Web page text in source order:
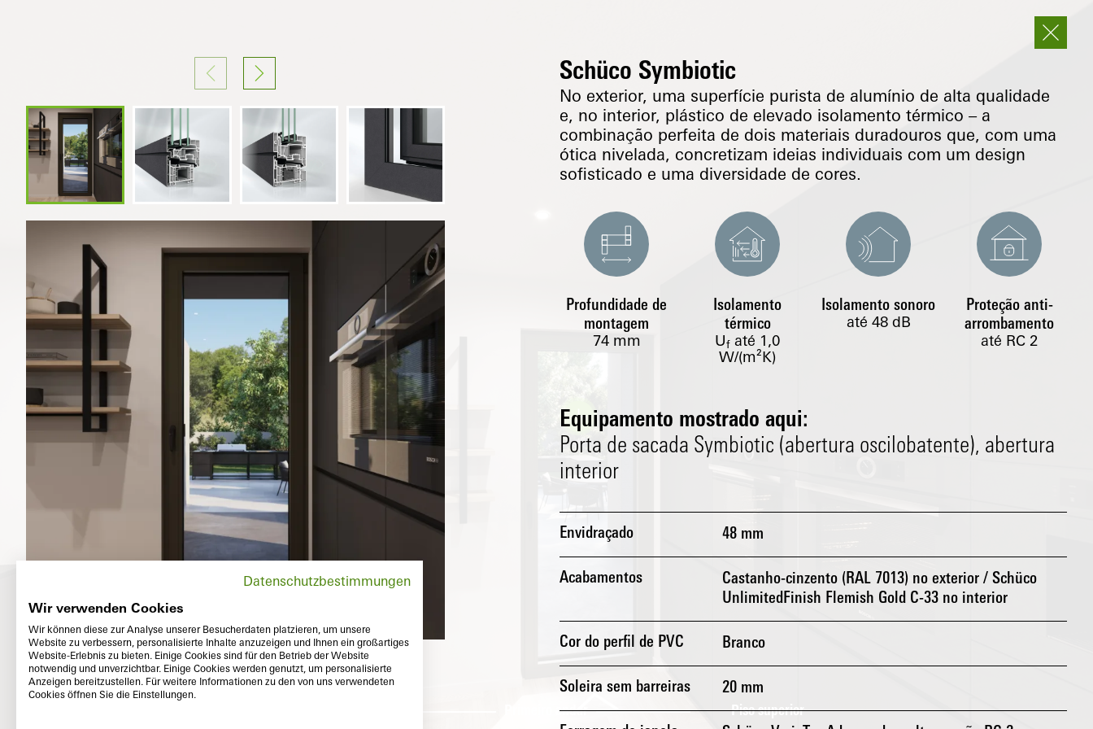
Primeiro andar Piso superior
Schüco Symbiotic
No exterior, uma superfície purista de alumínio de alta qualidade
e, no interior, plástico de elevado isolamento térmico – a
combinação perfeita de dois materiais duradouros que, com uma
ótica nivelada, concretizam ideias individuais com um design
sofisticado e uma diversidade de cores.
Profundidade de
montagem
74mm
Isolamento
térmico
Uf até 1,0
W/(m²K)
Isolamento sonoro
até 48 dB
Proteção anti-
arrombamento
até RC 2
Equipamento mostrado aqui:
Porta de sacada Symbiotic (abertura oscilobatente), abertura
interior
Envidraçado 48 mm
Acabamentos
Castanho-cinzento (RAL 7013) no exterior / Schüco
UnlimitedFinish Flemish Gold C-33 no interior
Cor do perfil de PVC Branco
Soleira sem barreiras 20 mm
Datenschutzbestimmungen
Wir verwenden Cookies
Wir können diese zur Analyse unserer Besucherdaten platzieren, um unsere
Website zu verbessern, personalisierte Inhalte anzuzeigen und Ihnen ein großartiges
Website-Erlebnis zu bieten. Einige Cookies sind für den Betrieb der Website
notwendig und unverzichtbar. Einige Cookies werden genutzt, um personalisierte
Anzeigen bereitzustellen. Für weitere Informationen zu den von uns verwendeten
Cookies öffnen Sie die Einstellungen.